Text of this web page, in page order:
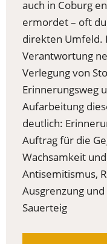
auch in Coburg
ermordet – oft
direkten Umfeld.
Verantwortung
Verlegung von
Erinnerungsweg
Aufarbeitung
deutlich:
Auftrag für die
Wachsamkeit
Antisemitismus,
Ausgrenzung
Sauerteig